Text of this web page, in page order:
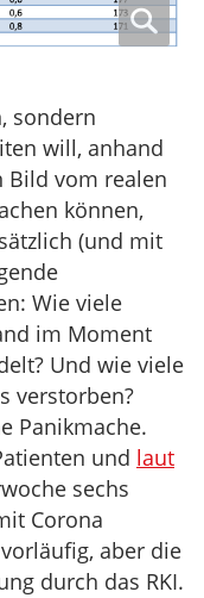
sondern
will, anhand
Bild vom realen
können,
(und mit
Wie viele
im Moment
Und wie viele
verstorben?
Panikmache.
und laut
sechs
Corona
aber die
durch das RKI.